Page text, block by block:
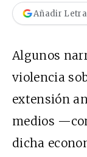
Añadir
Algunos
violencia
extensión
medios
dicha